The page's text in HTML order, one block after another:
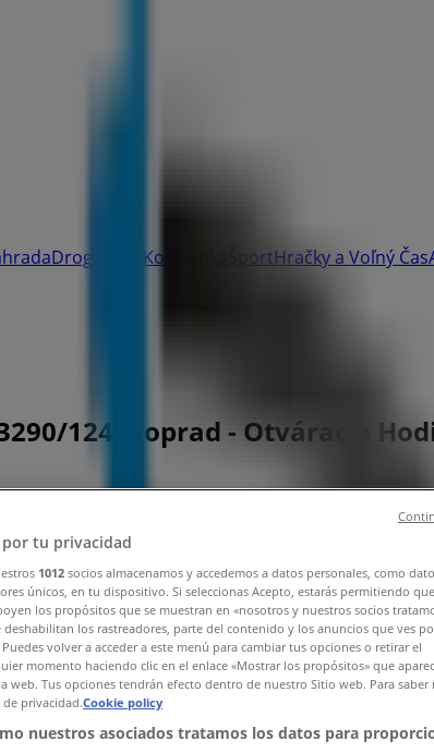
Drogéria a Kozmetika ŠportHračky a Voľný Čas
124, Poprad - Otváracie
tu privacidad
1012 socios almacenamos y accedemos a datos personales, como
únicos, en tu dispositivo. Si seleccionas Acepto, estarás permitiendo
los propósitos que se muestran en «nosotros y nuestros socios
deshabilitan los rastreadores, parte del contenido y los anuncios que ves
volver a acceder a este menú para cambiar tus opciones o retirar el
momento haciendo clic en el enlace «Mostrar los propósitos» que
web. Tus opciones tendrán efecto dentro de nuestro Sitio web. Para saber
privacidad.Cookie policy
nuestros asociados tratamos los datos para